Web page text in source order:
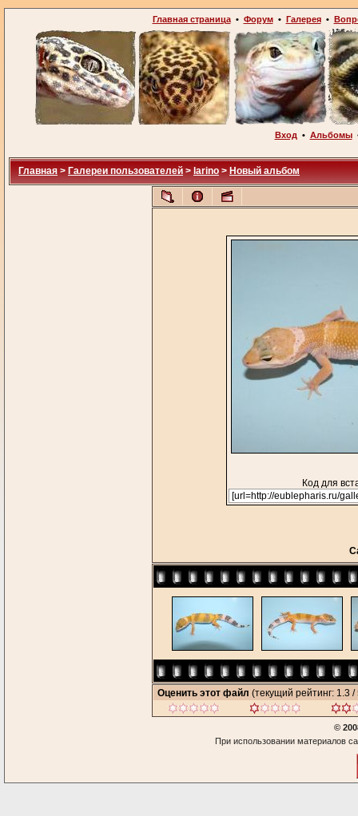
Главная страница• Форум• Галерея•
Вход • Альбомы
Главная > Галереи пользователей > larino > Новый альбом
Код для
Оценить этот файл (текущий рейтинг: 1.3 /
©
При использовании материалов